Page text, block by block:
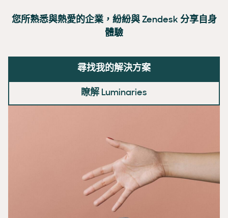
您所熟悉與熱愛的企業，紛紛與 Zendesk 分享自身
體驗
尋找我的解決方案
瞭解 Luminaries